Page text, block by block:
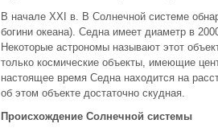
В начале ХХI в. В Солнечной системе
богини океана). Седна имеет диаметр в
Некоторые астрономы называют этот
только космические объекты, имеющие
настоящее время Седна находится на
об этом объекте достаточно скудная.
Происхождение Солнечной системы